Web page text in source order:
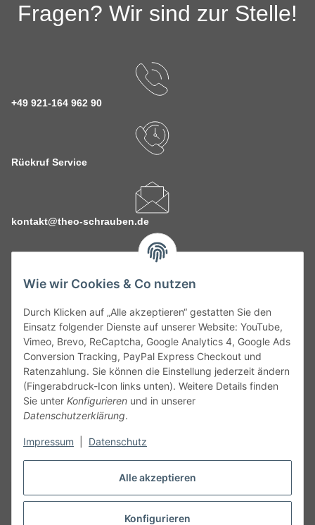
Alle akzeptieren
Konfigurieren
Wie wir Cookies & Co nutzen
Durch Klicken auf „Alle akzeptieren“ gestatten Sie den
Einsatz folgender Dienste auf unserer Website: YouTube,
Vimeo, Brevo, ReCaptcha, Google Analytics 4, Google Ads
Conversion Tracking, PayPal Express Checkout und
Ratenzahlung. Sie können die Einstellung jederzeit ändern
(Fingerabdruck-Icon links unten). Weitere Details finden
Sie unter Konfigurieren und in unserer
Datenschutzerklärung.
Impressum Datenschutz
Fragen? Wir sind zur Stelle!
+49 921-164 962 90
Rückruf Service
kontakt@theo-schrauben.de
Service
Gesetzliche Informationen
Alle technischen Angaben ohne Gewähr. Irrtümer und fehlerhafte
Angaben vorbehalten. Wenn Sie Datenblätter oder spezielle
unseren Kundenservice. Abbildungen der Artikel können
Vertrag widerrufen